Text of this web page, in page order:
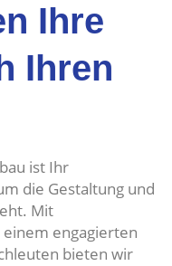
Ihre
Ihren
ist Ihr
die Gestaltung und
Mit
engagierten
bieten wir